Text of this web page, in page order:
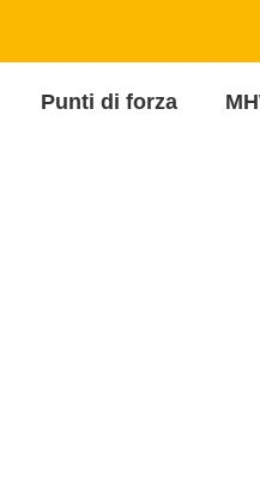
Punti di forza